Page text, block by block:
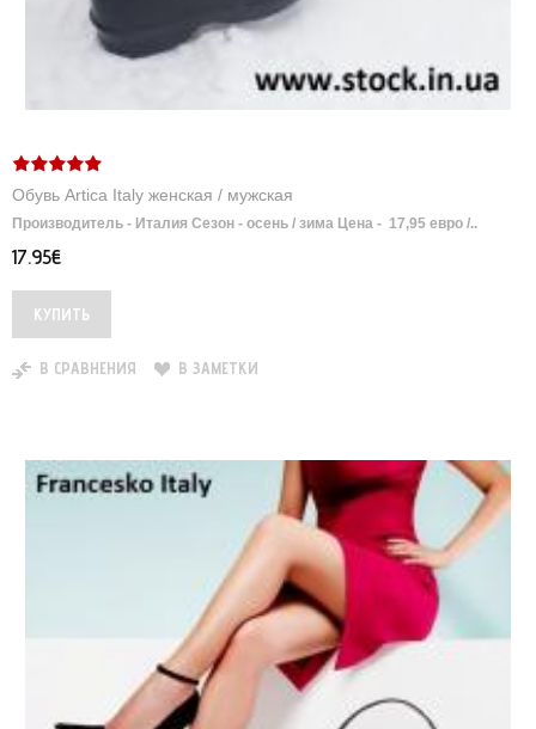
Обувь Artica Italy женская / мужская
Производитель - Италия Сезон - осень / зима Цена - 17,95 евро /..
17.95€
В СРАВНЕНИЯ В ЗАМЕТКИ